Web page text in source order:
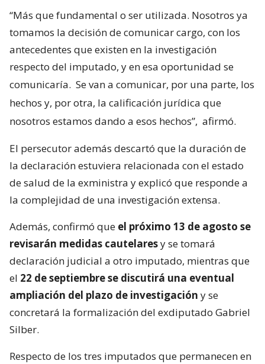
“Más que fundamental o ser utilizada. Nosotros ya
tomamos la decisión de comunicar cargo, con los
antecedentes que existen en la investigación
respecto del imputado, y en esa oportunidad se
comunicaría. Se van a comunicar, por una parte, los
hechos y, por otra, la calificación jurídica que
nosotros estamos dando a esos hechos”, afirmó.
El persecutor además descartó que la duración de
la declaración estuviera relacionada con el estado
de salud de la exministra y explicó que responde a
la complejidad de una investigación extensa.
Además, confirmó que el próximo 13 de agosto se
revisarán medidas cautelaresy se tomará
declaración judicial a otro imputado, mientras que
el 22 de septiembre se discutirá una eventual
ampliación del plazo de investigación y se
concretará la formalización del exdiputado Gabriel
Silber.
Respecto de los tres imputados que permanecen en